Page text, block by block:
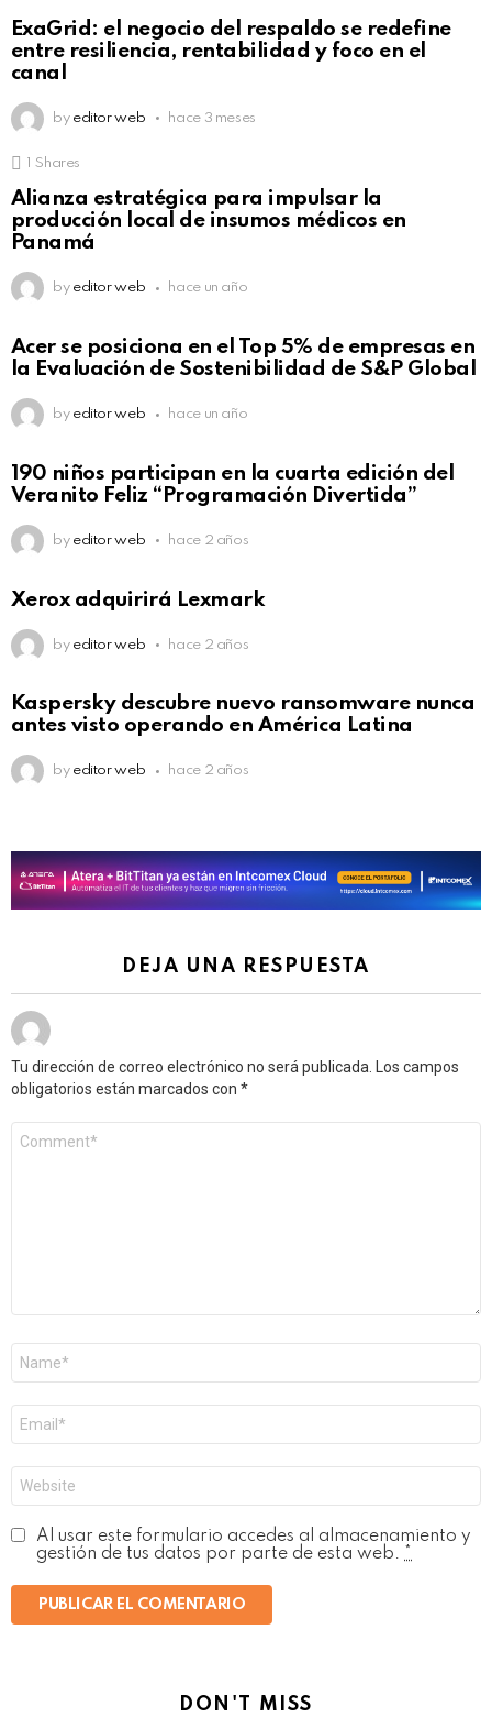
ExaGrid: el negocio del respaldo se redefine
entre resiliencia, rentabilidad y foco en el
canal
by editor web hace 3 meses
1 Shares
Alianza estratégica para impulsar la
producción local de insumos médicos en
Panamá
by editor web hace un año
Acer se posiciona en el Top 5% de empresas en
la Evaluación de Sostenibilidad de S&P Global
by editor web hace un año
190 niños participan en la cuarta edición del
Veranito Feliz “Programación Divertida”
by editor web hace 2 años
Xerox adquirirá Lexmark
by editor web hace 2 años
Kaspersky descubre nuevo ransomware nunca
antes visto operando en América Latina
by editor web hace 2 años
DEJA UNA RESPUESTA
Tu dirección de correo electrónico no será publicada. Los campos
obligatorios están marcados con *
electrónico
*
Al usar este formulario accedes al almacenamiento y
gestión de tus datos por parte de esta web. *
DON'T MISS